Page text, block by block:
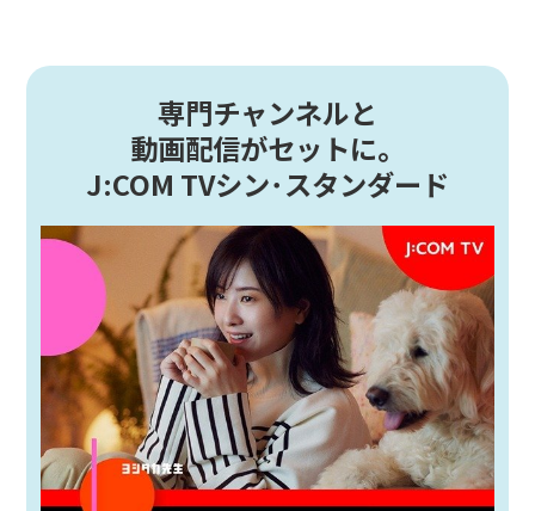
専門チャンネルと
動画配信がセットに。
J:COM TVシン･スタンダード